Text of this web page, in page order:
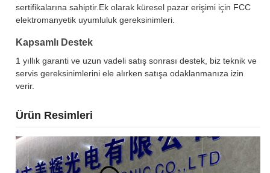
sertifikalarına sahiptir.Ek olarak küresel pazar erişimi için FCC
elektromanyetik uyumluluk gereksinimleri.
Kapsamlı Destek
1 yıllık garanti ve uzun vadeli satış sonrası destek, biz teknik ve
servis gereksinimlerini ele alırken satışa odaklanmanıza izin
verir.
Ürün Resimleri